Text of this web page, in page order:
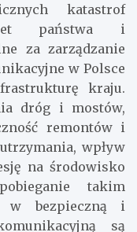
katastrof
państwa i
za zarządzanie
w Polsce
kraju.
dróg i mostów,
remontów i
wpływ
na środowisko
takim
w bezpieczną i
są